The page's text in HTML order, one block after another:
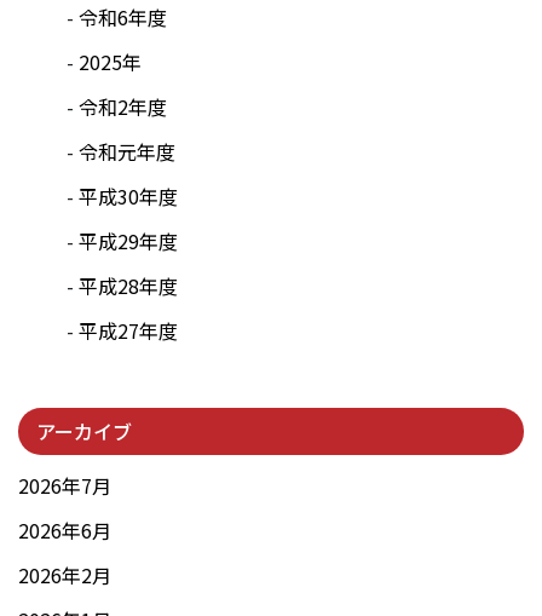
令和6年度
2025年
令和2年度
令和元年度
平成30年度
平成29年度
平成28年度
平成27年度
アーカイブ
2026年7月
2026年6月
2026年2月